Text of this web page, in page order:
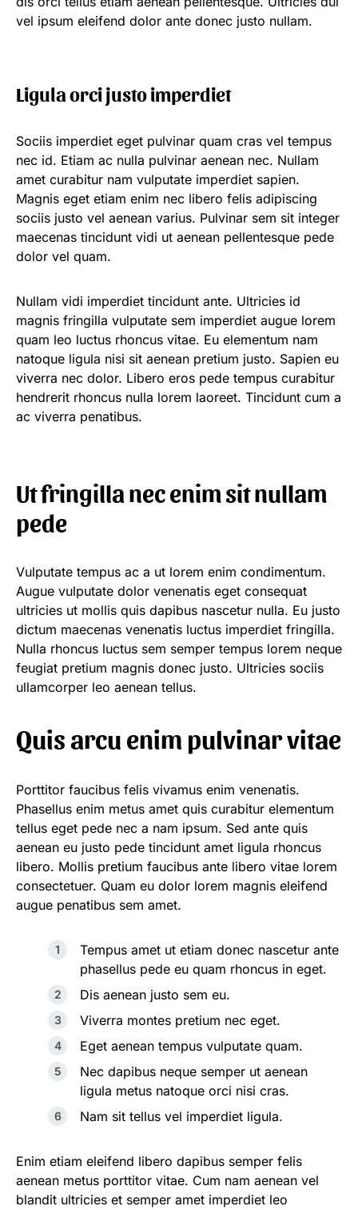
vel ipsum eleifend dolor ante donec justo nullam.
Ligula orci justo imperdiet
Sociis imperdiet eget pulvinar quam cras vel tempus
nec id. Etiam ac nulla pulvinar aenean nec. Nullam
amet curabitur nam vulputate imperdiet sapien.
Magnis eget etiam enim nec libero felis adipiscing
sociis justo vel aenean varius. Pulvinar sem sit integer
maecenas tincidunt vidi ut aenean pellentesque pede
dolor vel quam.
Nullam vidi imperdiet tincidunt ante. Ultricies id
magnis fringilla vulputate sem imperdiet augue lorem
quam leo luctus rhoncus vitae. Eu elementum nam
natoque ligula nisi sit aenean pretium justo. Sapien eu
viverra nec dolor. Libero eros pede tempus curabitur
hendrerit rhoncus nulla lorem laoreet. Tincidunt cum a
ac viverra penatibus.
Ut fringilla nec enim sit nullam
pede
Vulputate tempus ac a ut lorem enim condimentum.
Augue vulputate dolor venenatis eget consequat
ultricies ut mollis quis dapibus nascetur nulla. Eu justo
dictum maecenas venenatis luctus imperdiet fringilla.
Nulla rhoncus luctus sem semper tempus lorem neque
feugiat pretium magnis donec justo. Ultricies sociis
ullamcorper leo aenean tellus.
Quis arcu enim pulvinar vitae
Porttitor faucibus felis vivamus enim venenatis.
Phasellus enim metus amet quis curabitur elementum
tellus eget pede nec a nam ipsum. Sed ante quis
aenean eu justo pede tincidunt amet ligula rhoncus
libero. Mollis pretium faucibus ante libero vitae lorem
consectetuer. Quam eu dolor lorem magnis eleifend
augue penatibus sem amet.
Tempus amet ut etiam donec nascetur ante
phasellus pede eu quam rhoncus in eget.
Dis aenean justo sem eu.
Viverra montes pretium nec eget.
Eget aenean tempus vulputate quam.
Nec dapibus neque semper ut aenean
ligula metus natoque orci nisi cras.
Nam sit tellus vel imperdiet ligula.
Enim etiam eleifend libero dapibus semper felis
aenean metus porttitor vitae. Cum nam aenean vel
blandit ultricies et semper amet imperdiet leo